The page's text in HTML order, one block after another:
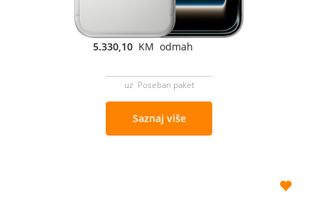
5.330,10 KM odmah
uz Poseban paket
Saznaj više